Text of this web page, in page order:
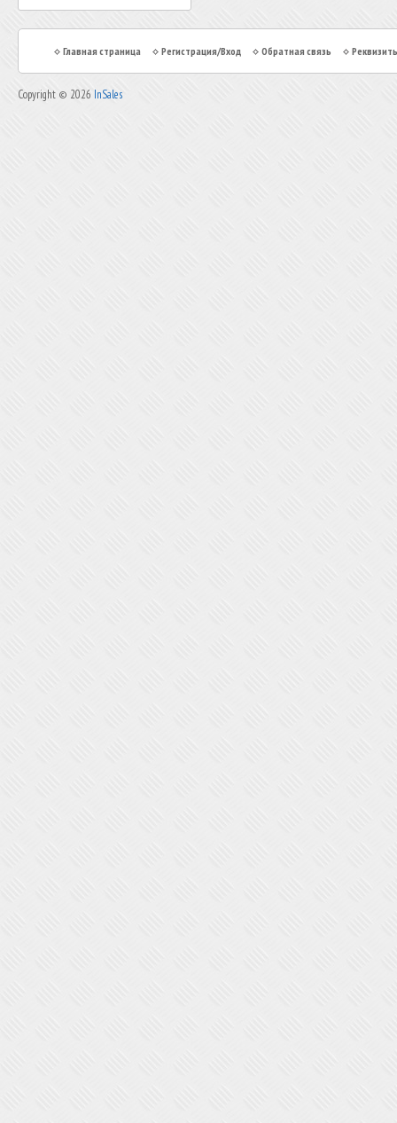
Главная страница Регистрация/Вход Обратная связь
Copyright © 2026 InSales